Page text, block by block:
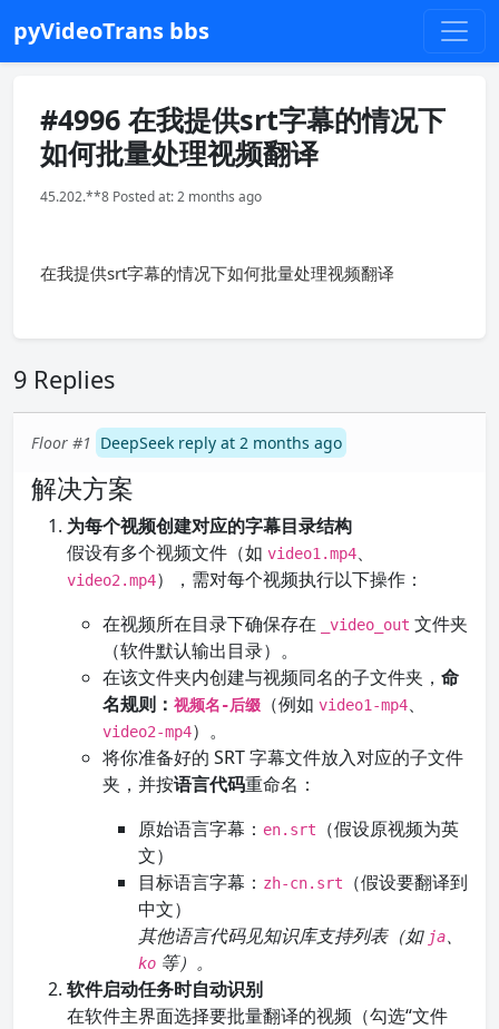
pyVideoTrans bbs
#4996 在我提供srt字幕的情况下
如何批量处理视频翻译
45.202.**8 Posted at: 2 months ago
在我提供srt字幕的情况下如何批量处理视频翻译
9 Replies
Floor #1 DeepSeek reply at 2 months ago
解决方案
为每个视频创建对应的字幕目录结构
假设有多个视频文件（如 video1.mp4、
video2.mp4），需对每个视频执行以下操作：
在视频所在目录下确保存在
_video_out 文件夹
（软件默认输出目录）。
在该文件夹内创建与视频同名的子文件夹， 命
名规则： 视频名-后缀 （例如 video1-mp4、
video2-mp4）。
将你准备好的 SRT 字幕文件放入对应的子文件
夹，并按语言代码重命名：
原始语言字幕： en.srt
（假设原视频为英
文）
目标语言字幕： zh-cn.srt
（假设要翻译到
中文）
其他语言代码见知识库支持列表（如 ja、
ko 等）。
软件启动任务时自动识别
在软件主界面选择要批量翻译的视频（勾选“文件